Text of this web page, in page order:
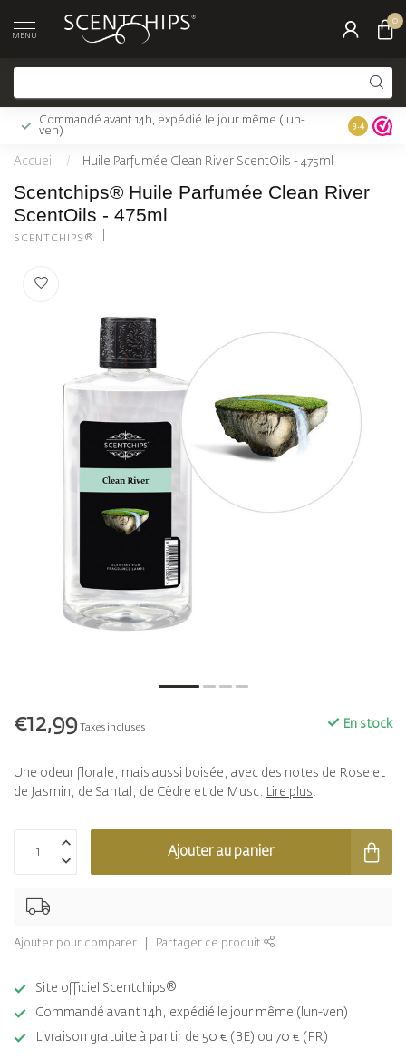
MENU
0
Commandé avant 14h, expédié le jour même (lun-
ven)
Livraison
9.4
Accueil / Huile Parfumée Clean River ScentOils - 475ml
Scentchips® Huile Parfumée Clean River
ScentOils - 475ml
SCENTCHIPS®
€12,99 Taxes incluses En stock
Une odeur florale, mais aussi boisée, avec des notes de Rose et
de Jasmin, de Santal, de Cèdre et de Musc. Lire plus .
Ajouter au panier
Ajouter pour comparer Partager ce produit
Site officiel Scentchips®
Commandé avant 14h, expédié le jour même (lun-ven)
Livraison gratuite à partir de 50 € (BE) ou 70 € (FR)